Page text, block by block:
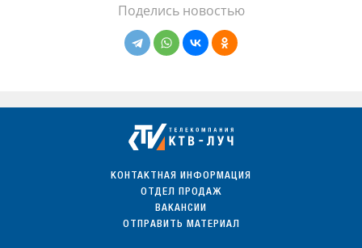
Поделись новостью
КОНТАКТНАЯ ИНФОРМАЦИЯ
ОТДЕЛ ПРОДАЖ
ВАКАНСИИ
ОТПРАВИТЬ МАТЕРИАЛ